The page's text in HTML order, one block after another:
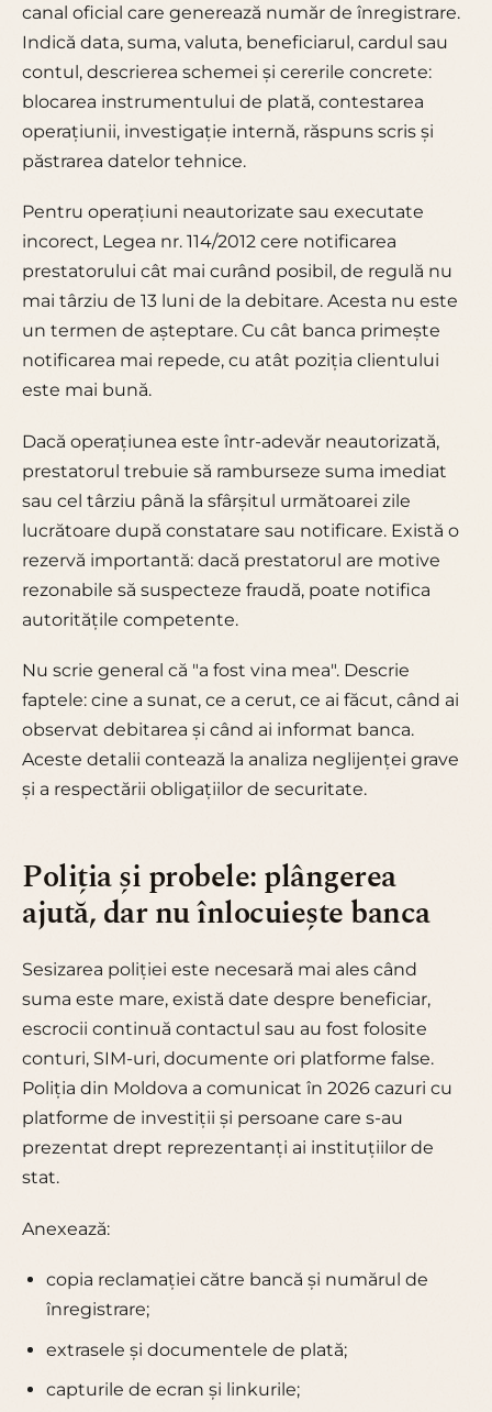
canal oficial care generează număr de înregistrare.
Indică data, suma, valuta, beneficiarul, cardul sau
contul, descrierea schemei și cererile concrete:
blocarea instrumentului de plată, contestarea
operațiunii, investigație internă, răspuns scris și
păstrarea datelor tehnice.
Pentru operațiuni neautorizate sau executate
incorect, Legea nr. 114/2012 cere notificarea
prestatorului cât mai curând posibil, de regulă nu
mai târziu de 13 luni de la debitare. Acesta nu este
un termen de așteptare. Cu cât banca primește
notificarea mai repede, cu atât poziția clientului
este mai bună.
Dacă operațiunea este într-adevăr neautorizată,
prestatorul trebuie să ramburseze suma imediat
sau cel târziu până la sfârșitul următoarei zile
lucrătoare după constatare sau notificare. Există o
rezervă importantă: dacă prestatorul are motive
rezonabile să suspecteze fraudă, poate notifica
autoritățile competente.
Nu scrie general că "a fost vina mea". Descrie
faptele: cine a sunat, ce a cerut, ce ai făcut, când ai
observat debitarea și când ai informat banca.
Aceste detalii contează la analiza neglijenței grave
și a respectării obligațiilor de securitate.
Poliția și probele: plângerea
ajută, dar nu înlocuiește banca
Sesizarea poliției este necesară mai ales când
suma este mare, există date despre beneficiar,
escrocii continuă contactul sau au fost folosite
conturi, SIM-uri, documente ori platforme false.
Poliția din Moldova a comunicat în 2026 cazuri cu
platforme de investiții și persoane care s-au
prezentat drept reprezentanți ai instituțiilor de
stat.
Anexează:
copia reclamației către bancă și numărul de
înregistrare;
extrasele și documentele de plată;
capturile de ecran și linkurile;